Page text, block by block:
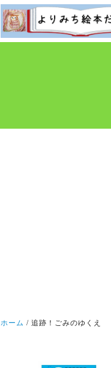
ホーム 追跡！ごみのゆくえ